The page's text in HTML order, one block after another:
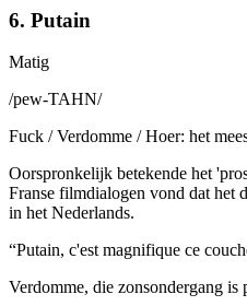
6. Putain
Matig
/pew-TAHN/
Fuck / Verdomme / Hoer: het
Oorspronkelijk betekende het
Franse filmdialogen vond dat het
in het Nederlands.
“Putain, c'est magnifique ce
Verdomme, die zonsondergang is